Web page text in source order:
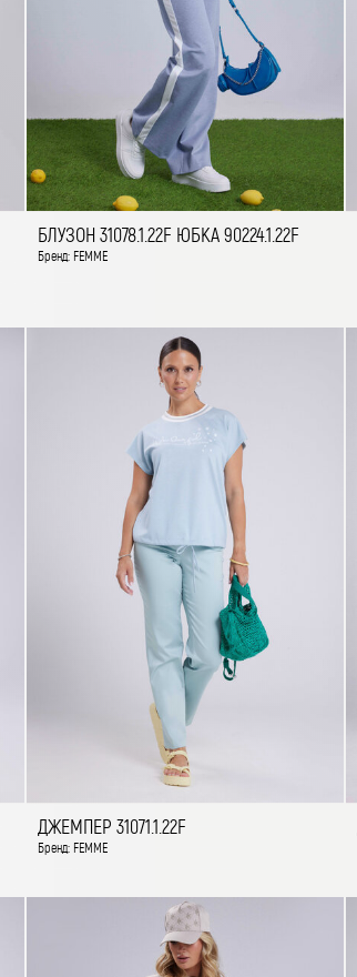
БЛУЗОН 31078.1.22F ЮБКА 90224.1.22F
Бренд: FEMME
ДЖЕМПЕР 31071.1.22F
Бренд: FEMME